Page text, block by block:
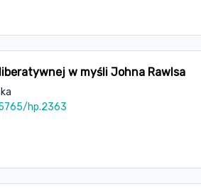
w myśli Johna Rawlsa
hp.2363